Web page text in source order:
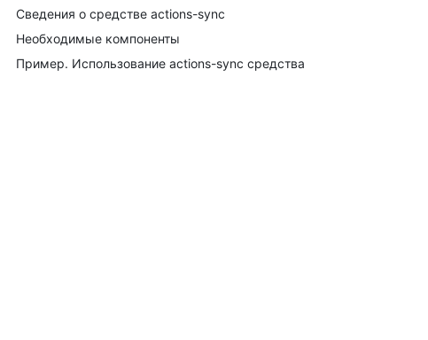
Сведения о средстве actions-sync
Необходимые компоненты
Пример. Использование actions-sync средства